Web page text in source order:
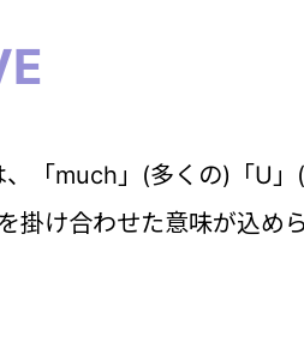
「much」(多くの)「U」
掛け合わせた意味が込め